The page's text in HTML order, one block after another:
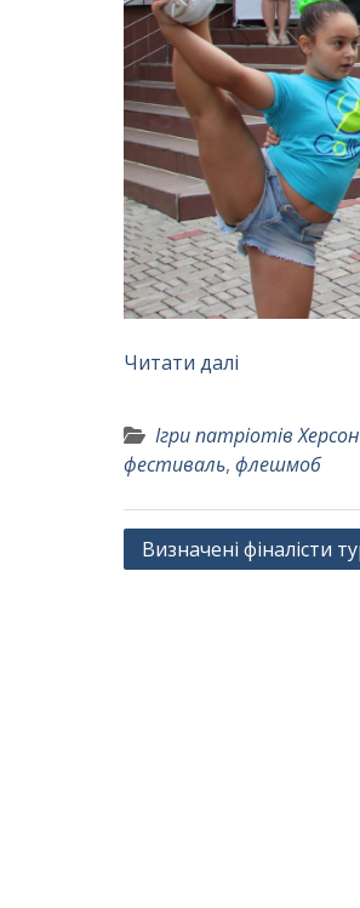
Читати далі
Ігри патріотів
фестиваль, флешмоб
Навігація
Визначені фіналісти